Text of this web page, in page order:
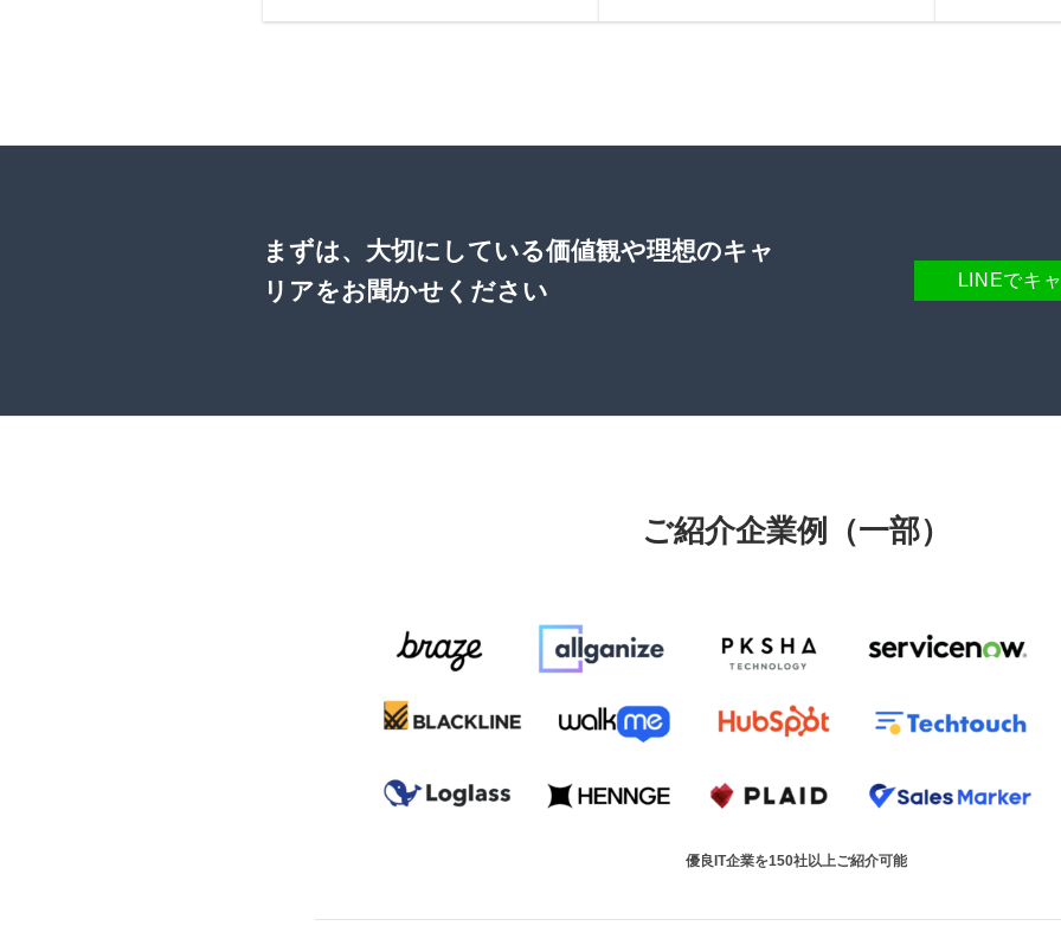
まずは、大切にしている価値観や理想のキャ
リアをお聞かせください
LINEでキ
ご紹介企業例（一部）
優良IT企業を150社以上ご紹介可能